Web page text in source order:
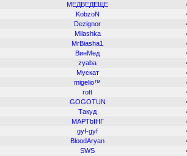
МЕДВЕДЕЩЕ
KobzoN
Dezignor
Milashka
MrBiasha1
ВинМед
zyaba
Мускат
migelio™
rott
GOGOTUN
Такуд
MAPTbIHГ
gyf-gyf
BloodAryan
SWS